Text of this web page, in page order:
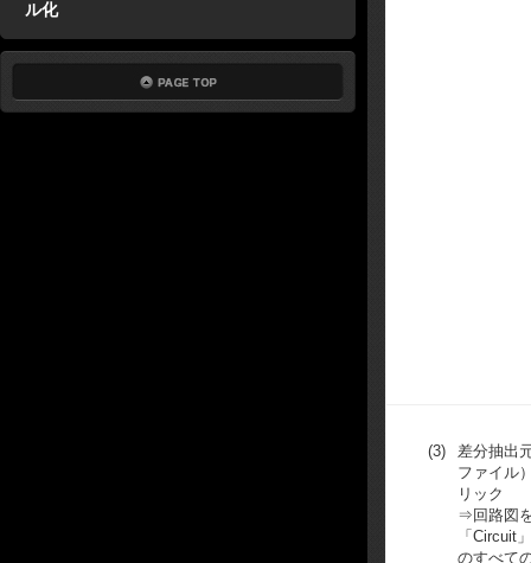
ル化
(3)
差分抽出
ファイル
リック
⇒回路図
「Circuit
のすべて